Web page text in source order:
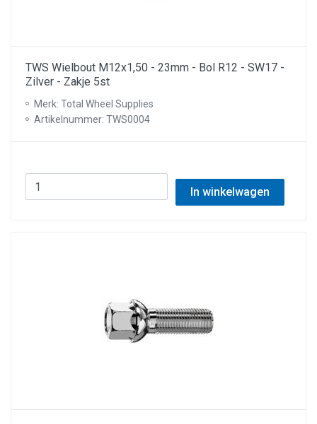
TWS Wielbout M12x1,50 - 23mm - Bol R12 - SW17 -
Zilver - Zakje 5st
Merk: Total Wheel Supplies
Artikelnummer: TWS0004
In winkelwagen